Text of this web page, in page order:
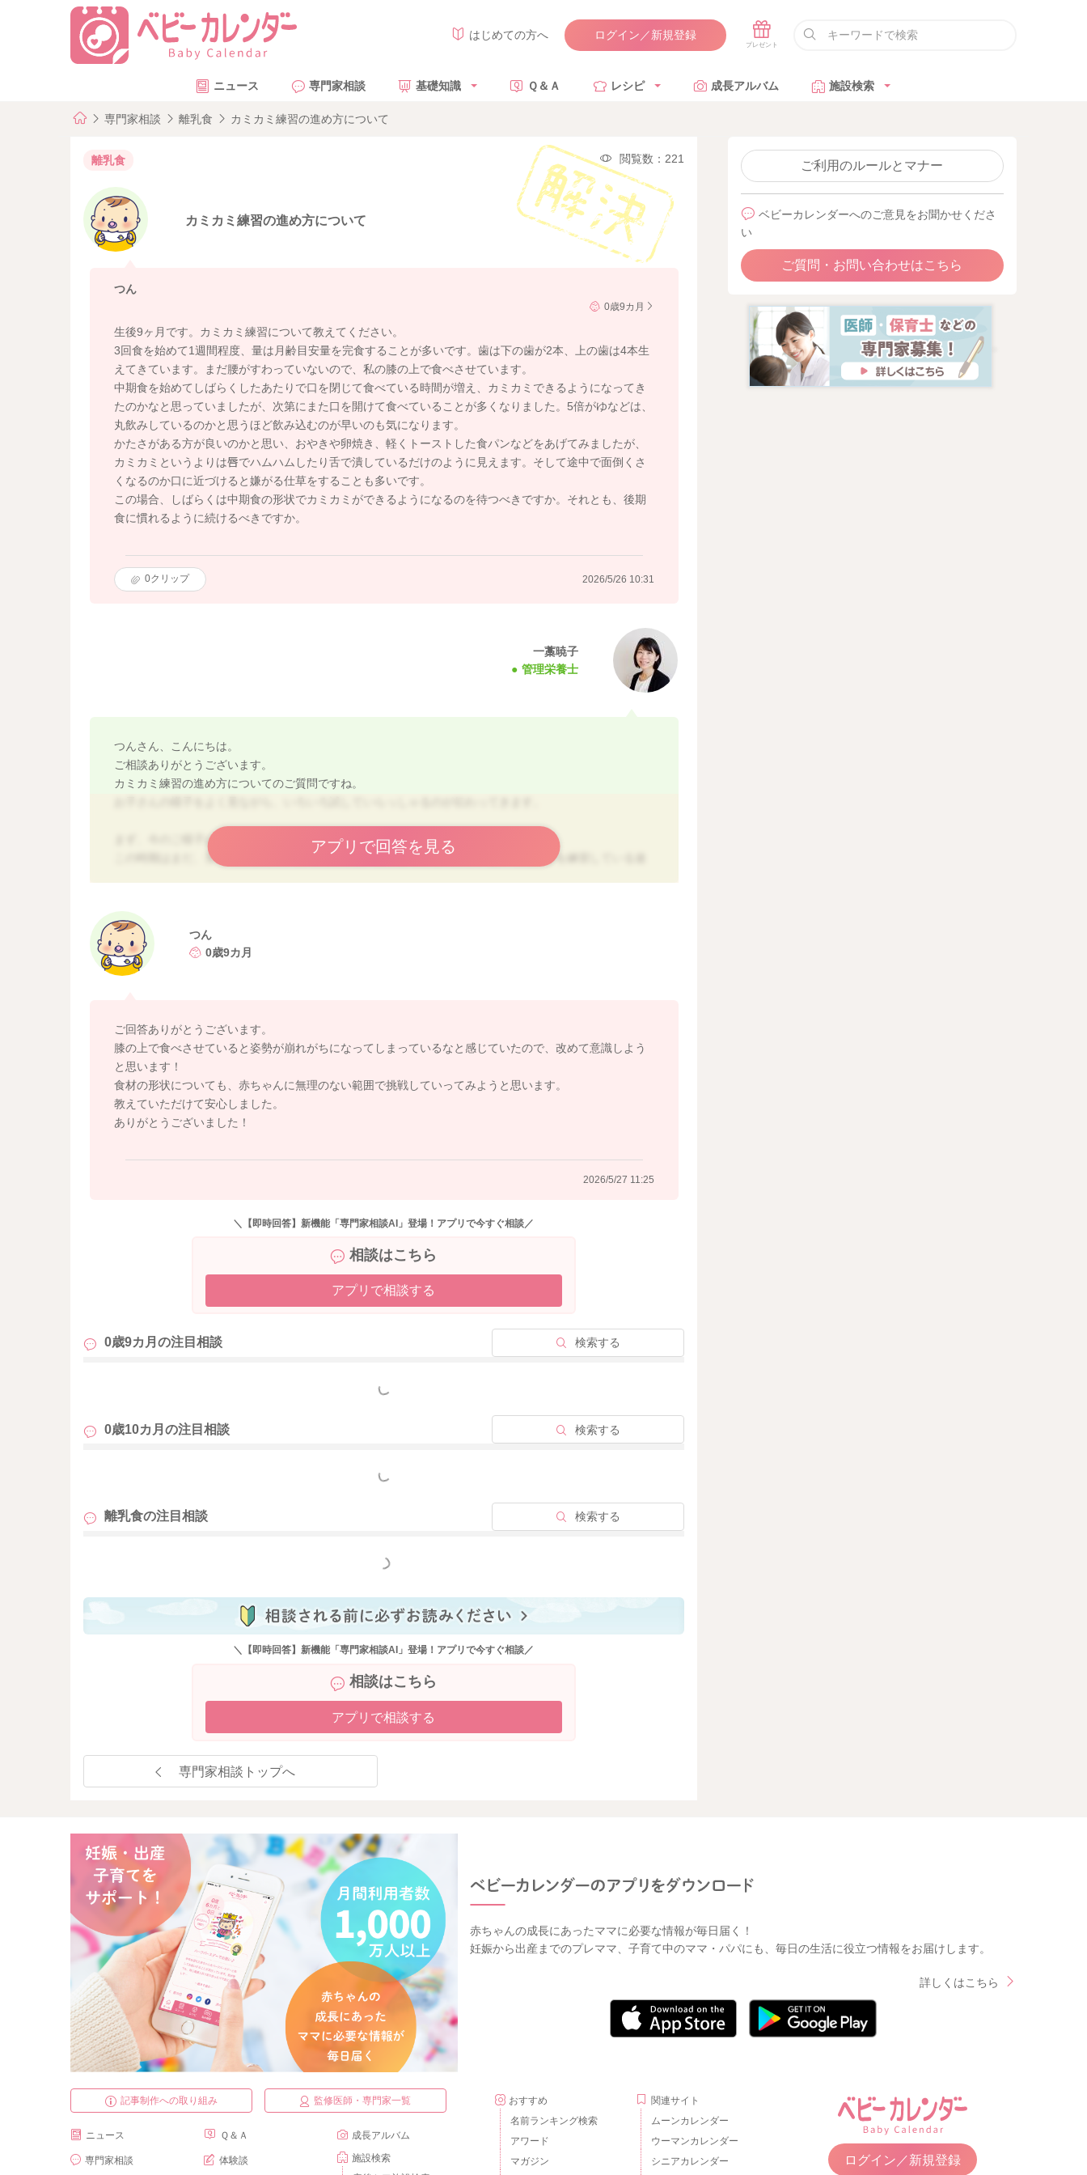
はじめての方へ ログイン／新規登録
ニュース 専門家相談 基礎知識 Ｑ＆Ａ レシピ 成長アルバム 施設検索
専門家相談 離乳食 カミカミ練習の進め方について
離乳食 閲覧数：221
カミカミ練習の進め方について
つん
0歳9カ月
生後9ヶ月です。カミカミ練習について教えてください。
3回食を始めて1週間程度、量は月齢目安量を完食することが多いです。歯は下の歯が2本、上の歯は4本生
えてきています。まだ腰がすわっていないので、私の膝の上で食べさせています。
中期食を始めてしばらくしたあたりで口を閉じて食べている時間が増え、カミカミできるようになってき
たのかなと思っていましたが、次第にまた口を開けて食べていることが多くなりました。5倍がゆなどは、
丸飲みしているのかと思うほど飲み込むのが早いのも気になります。
かたさがある方が良いのかと思い、おやきや卵焼き、軽くトーストした食パンなどをあげてみましたが、
カミカミというよりは唇でハムハムしたり舌で潰しているだけのように見えます。そして途中で面倒くさ
くなるのか口に近づけると嫌がる仕草をすることも多いです。
この場合、しばらくは中期食の形状でカミカミができるようになるのを待つべきですか。それとも、後期
食に慣れるように続けるべきですか。
0クリップ 2026/5/26 10:31
一藁暁子
管理栄養士
つんさん、こんにちは。
ご相談ありがとうございます。
カミカミ練習の進め方についてのご質問ですね。
まず、今のご様子は9ヶ月頃として特別心配な食べ方という印象はありません。
この時期はまだ、舌でつぶしたり、唇で取り込む、歯ぐきで押しつぶす、といった動きを練習している途
5倍がゆのような柔らかいものは、あまり噛まずに飲み込めてしまうこともありますし、おやきやパンを
「ハムハム」したり、舌でつぶしているように見えるのも、この時期らしい食べ方ですよ。
また、まだ腰すわり前とのことなので、姿勢の安定が十分ではなく、口の動かしづらさにつながっている
・体を支えて姿勢を安定させる
・なるべく上体を起こす
・足の裏は床や椅子の足板につける
などを意識すると、食べやすくなることもあります。
などを、練習として少しずつ取り入れていくイメージです。
離乳食は、食べられる形態と少し頑張れば食べられる形態を行ったり来たりしながら進むこともとても多
今は上手に噛むことよりも、「口や舌を動かす経験を積むこと」や
焦らずお子さんのペースに合わせながら進めていってくださいね。
アプリで回答を見る
つん
0歳9カ月
ご回答ありがとうございます。
膝の上で食べさせていると姿勢が崩れがちになってしまっているなと感じていたので、改めて意識しよう
と思います！
食材の形状についても、赤ちゃんに無理のない範囲で挑戦していってみようと思います。
教えていただけて安心しました。
ありがとうございました！
2026/5/27 11:25
＼【即時回答】新機能「専門家相談AI」登場！アプリで今すぐ相談／
相談はこちら
アプリで相談する
0歳9カ月の注目相談 検索する
もっと見る
0歳10カ月の注目相談 検索する
もっと見る
離乳食の注目相談 検索する
もっと見る
＼【即時回答】新機能「専門家相談AI」登場！アプリで今すぐ相談／
相談はこちら
アプリで相談する
専門家相談トップへ
ご利用のルールとマナー
ベビーカレンダーへのご意見をお聞かせくださ
い
ご質問・お問い合わせはこちら
赤ちゃんの成長にあったママに必要な情報が毎日届く！
妊娠から出産までのプレママ、子育て中のママ・パパにも、毎日の生活に役立つ情報をお届けします。
詳しくはこちら
記事制作への取り組み 監修医師・専門家一覧
ニュース
専門家相談
Ｑ＆Ａ
体験談
成長アルバム
施設検索
おすすめ
名前ランキング検索
アワード
マガジン
関連サイト
ムーンカレンダー
ウーマンカレンダー
シニアカレンダー
ログイン／新規登録